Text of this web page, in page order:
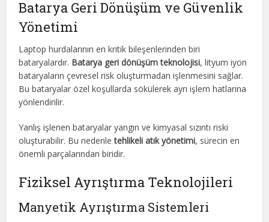
Batarya Geri Dönüşüm ve Güvenlik
Yönetimi
Laptop hurdalarının en kritik bileşenlerinden biri
bataryalardır. Batarya geri dönüşüm teknolojisi, lityum iyon
bataryaların çevresel risk oluşturmadan işlenmesini sağlar.
Bu bataryalar özel koşullarda sökülerek ayrı işlem hatlarına
yönlendirilir.
Yanlış işlenen bataryalar yangın ve kimyasal sızıntı riski
oluşturabilir. Bu nedenletehlikeli atık yönetimi, sürecin en
önemli parçalarından biridir.
Fiziksel Ayrıştırma Teknolojileri
Manyetik Ayrıştırma Sistemleri